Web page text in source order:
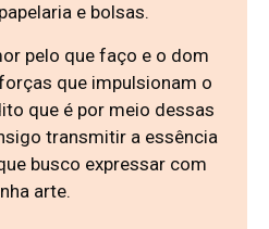
e bolsas.
pelo que faço e o dom
que impulsionam o
que é por meio dessas
transmitir a essência
busco expressar com
arte.